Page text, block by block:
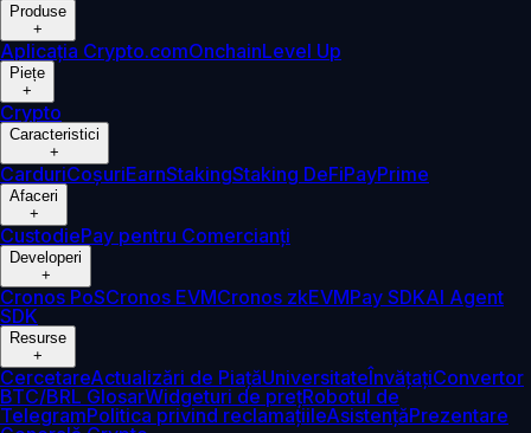
Produse
+
Aplicația Crypto.comOnchainLevel Up
Piețe
+
Crypto
Caracteristici
+
CarduriCoșuriEarnStakingStaking DeFiPayPrime
Afaceri
+
CustodiePay pentru Comercianți
Developeri
+
Cronos PoSCronos EVMCronos zkEVMPay SDKAI Agent
SDK
Resurse
+
CercetareActualizări de PiațăUniversitateÎnvățațiConvertor
BTC/BRL GlosarWidgeturi de prețRobotul de
TelegramPolitica privind reclamațiileAsistențăPrezentare